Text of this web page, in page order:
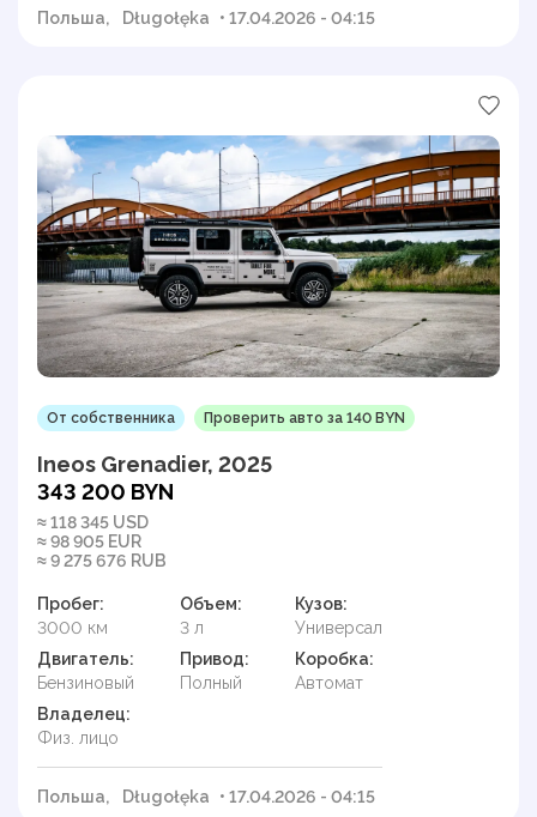
Польша, Długołęka • 17.04.2026 - 04:15
От собственника Проверить авто за 140 BYN
Ineos Grenadier, 2025
343 200 BYN
≈ 118 345 USD
≈ 98 905 EUR
≈ 9 275 676 RUB
Пробег:
3000 км
Объем:
3 л
Кузов:
Универсал
Двигатель:
Бензиновый
Привод:
Полный
Коробка:
Автомат
Владелец:
Физ. лицо
Польша, Długołęka • 17.04.2026 - 04:15